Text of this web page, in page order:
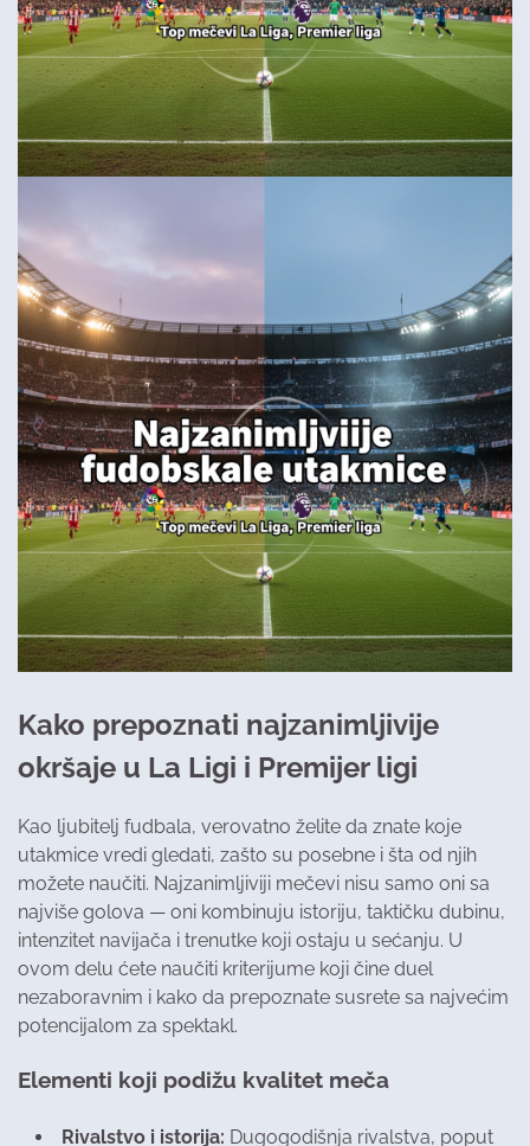
Kako prepoznati najzanimljivije
okršaje u La Ligi i Premijer ligi
Kao ljubitelj fudbala, verovatno želite da znate koje
utakmice vredi gledati, zašto su posebne i šta od njih
možete naučiti. Najzanimljiviji mečevi nisu samo oni sa
najviše golova — oni kombinuju istoriju, taktičku dubinu,
intenzitet navijača i trenutke koji ostaju u sećanju. U
ovom delu ćete naučiti kriterijume koji čine duel
nezaboravnim i kako da prepoznate susrete sa najvećim
potencijalom za spektakl.
Elementi koji podižu kvalitet meča
Rivalstvo i istorija: Dugogodišnja rivalstva, poput